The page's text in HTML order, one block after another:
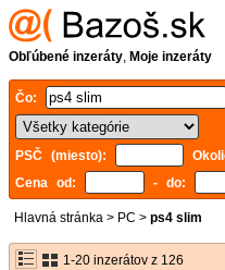
Obľúbené inzeráty, Moje inzeráty
Čo:
PSČ (miesto):
Cena od:
- do:
Hlavná stránka > PC > ps4 slim
1-20 inzerátov z 126